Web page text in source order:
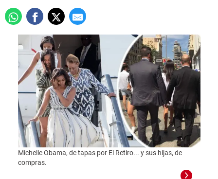
Michelle Obama, de tapas por El Retiro... y sus hijas, de
compras.